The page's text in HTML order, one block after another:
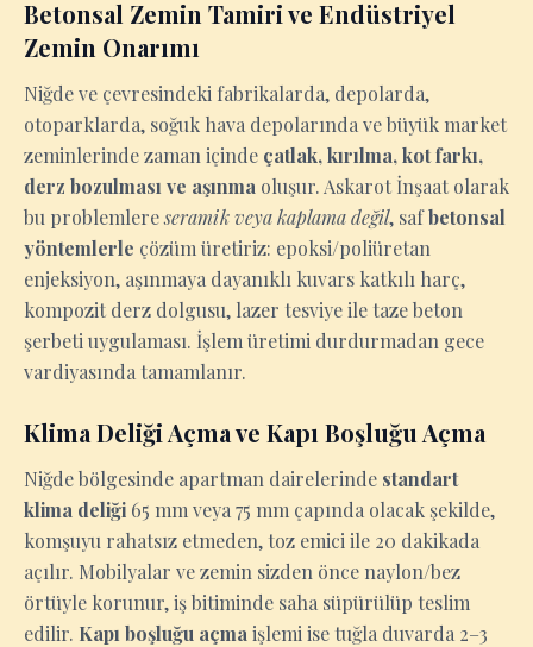
Betonsal Zemin Tamiri ve Endüstriyel
Zemin Onarımı
Niğde ve çevresindeki fabrikalarda, depolarda,
otoparklarda, soğuk hava depolarında ve büyük market
zeminlerinde zaman içinde çatlak, kırılma, kot farkı,
derz bozulması ve aşınma oluşur. Askarot İnşaat olarak
bu problemlereseramik veya kaplama değil, safbetonsal
yöntemlerle çözüm üretiriz: epoksi/poliüretan
enjeksiyon, aşınmaya dayanıklı kuvars katkılı harç,
kompozit derz dolgusu, lazer tesviye ile taze beton
şerbeti uygulaması. İşlem üretimi durdurmadan gece
vardiyasında tamamlanır.
Klima Deliği Açma ve Kapı Boşluğu Açma
Niğde bölgesinde apartman dairelerinde standart
klima deliği 65 mm veya 75 mm çapında olacak şekilde,
komşuyu rahatsız etmeden, toz emici ile 20 dakikada
açılır. Mobilyalar ve zemin sizden önce naylon/bez
örtüyle korunur, iş bitiminde saha süpürülüp teslim
edilir. Kapı boşluğu açma işlemi ise tuğla duvarda 2–3